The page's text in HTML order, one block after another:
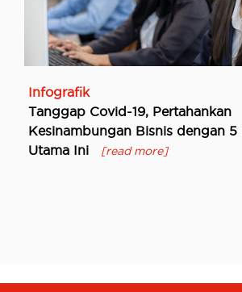
Infografik
Tanggap Covid-19, Pertahankan
Kesinambungan Bisnis dengan
Utama Ini
[read more]